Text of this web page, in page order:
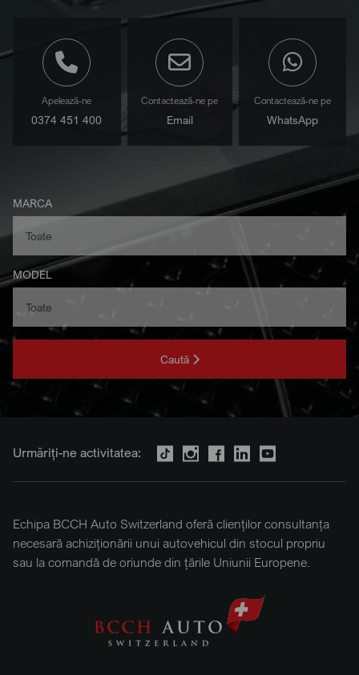
Apelează-ne
0374 451 400
Contactează-ne pe
Email
Contactează-ne pe
WhatsApp
MARCA
MODEL
Caută
Urmăriți-ne activitatea:
Echipa BCCH Auto Switzerland oferă clienților consultanța
necesară achiziționării unui autovehicul din stocul propriu
sau la comandă de oriunde din țările Uniunii Europene.